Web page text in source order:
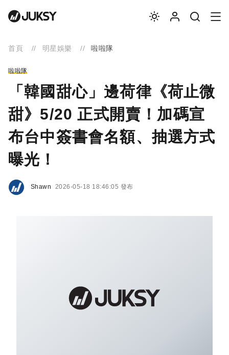
首頁 明星娛樂 啦啦隊
啦啦隊
「韓國甜心」邊荷律《荷止微
甜》5/20 正式開賣！加碼宣
布台中簽書會名額、抽選方式
曝光！
Shawn 2026-05-18 18:46:05 發布